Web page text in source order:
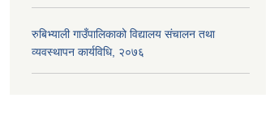
रुबिभ्याली गाउँपालिकाको विद्यालय संचालन तथा
व्यवस्थापन कार्यविधि, २०७६